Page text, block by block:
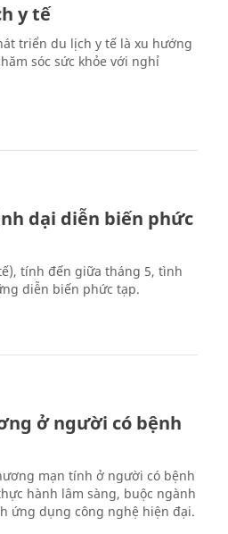
y tế
triển du lịch y tế là xu hướng
sóc sức khỏe với nghỉ
dại diễn biến phức
tính đến giữa tháng 5, tình
diễn biến phức tạp.
ở người có bệnh
mạn tính ở người có bệnh
hành lâm sàng, buộc ngành
ứng dụng công nghệ hiện đại.